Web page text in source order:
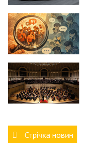
Стрічка новин